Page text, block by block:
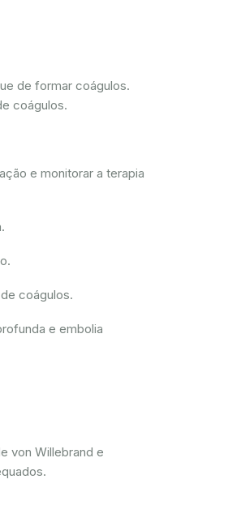
de formar coágulos.
coágulos.
e monitorar a terapia
coágulos.
e embolia
von Willebrand e